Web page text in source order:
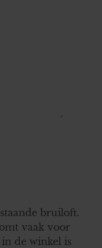
bruiloft.
vaak voor
de winkel is